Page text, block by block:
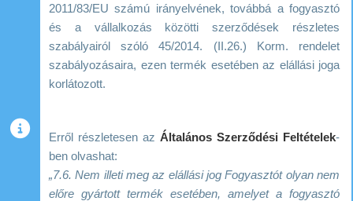
2011/83/EU számú irányelvének, továbbá a fogyasztó
és a vállalkozás közötti szerződések részletes
szabályairól szóló 45/2014. (II.26.) Korm. rendelet
szabályozásaira, ezen termék esetében az elállási joga
korlátozott.
Erről részletesen az Általános Szerződési Feltételek-
ben olvashat:
„7.6. Nem illeti meg az elállási jog Fogyasztót olyan nem
előre gyártott termék esetében, amelyet a fogyasztó